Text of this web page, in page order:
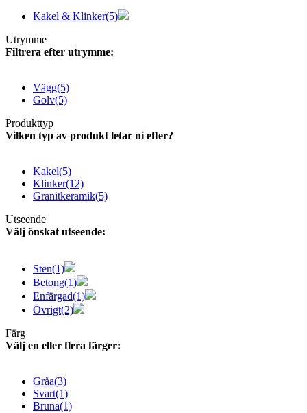
Kakel & Klinker(5)
Utrymme
Filtrera efter utrymme:
Vägg(5)
Golv(5)
Produkttyp
Vilken typ av produkt letar ni efter?
Kakel(5)
Klinker(12)
Granitkeramik(5)
Utseende
Välj önskat utseende:
Sten(1)
Betong(1)
Enfärgad(1)
Övrigt(2)
Färg
Välj en eller flera färger:
Gråa(3)
Svart(1)
Bruna(1)